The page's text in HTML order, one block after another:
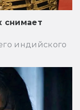
снимает
индийского